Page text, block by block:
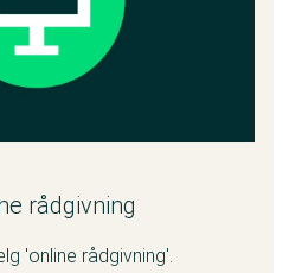
rådgivning
'online rådgivning'.